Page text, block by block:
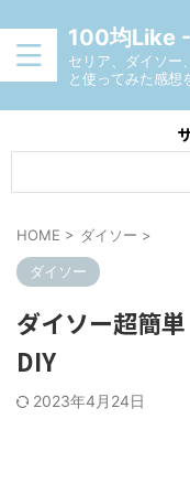
100均Like
セリア、ダイソ
と使ってみた感想
HOME > ダイソー >
ダイソー
ダイソー超簡
DIY
2023年4月24日